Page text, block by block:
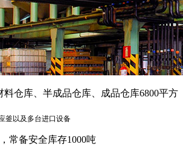
料仓库、半成品仓库、成品仓库6800平方
釜以及多台进口设备
常备安全库存1000吨